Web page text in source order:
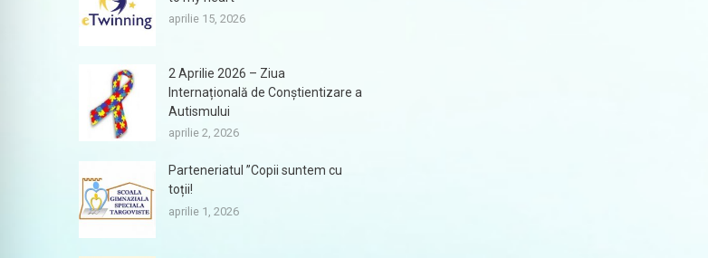
aprilie 15, 2026
2 Aprilie 2026 – Ziua
Internațională de Conștientizare a
Autismului
aprilie 2, 2026
Parteneriatul ”Copii suntem cu
toții!
aprilie 1, 2026